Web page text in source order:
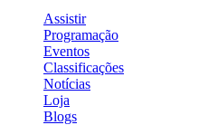
Assistir
Programação
Eventos
Classificações
Notícias
Loja
Blogs